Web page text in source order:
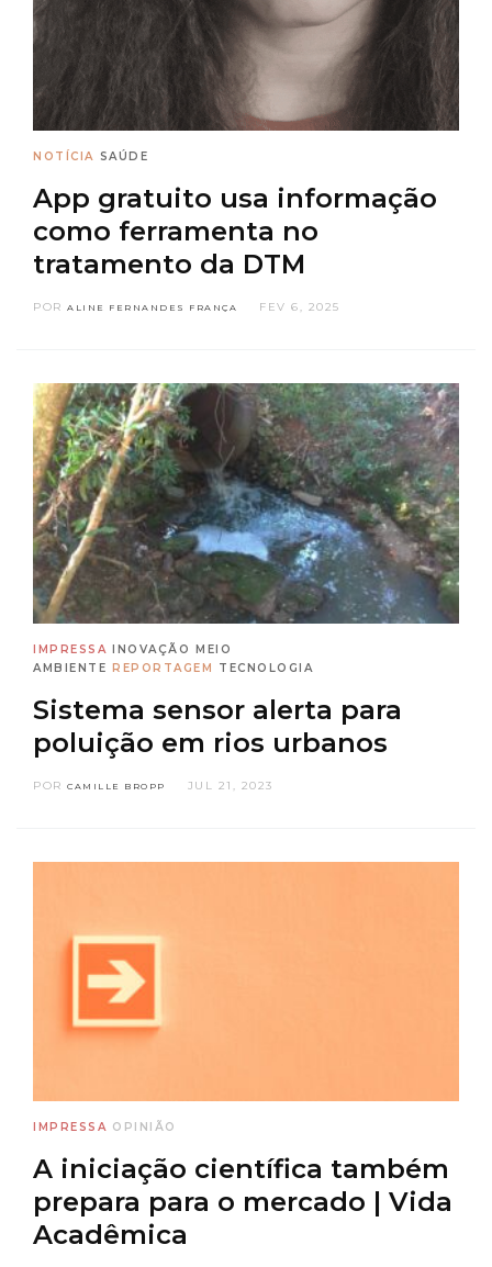
NOTÍCIA SAÚDE
App gratuito usa informação
como ferramenta no
tratamento da DTM
POR ALINE FERNANDES FRANÇA FEV 6, 2025
IMPRESSA INOVAÇÃO MEIO
AMBIENTE REPORTAGEM TECNOLOGIA
Sistema sensor alerta para
poluição em rios urbanos
POR CAMILLE BROPP JUL 21, 2023
IMPRESSA OPINIÃO
A iniciação científica também
prepara para o mercado | Vida
Acadêmica